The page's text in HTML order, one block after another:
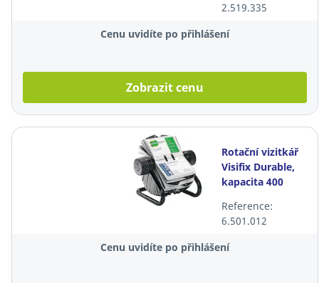
2.519.335
Cenu uvidíte po přihlášení
Zobrazit cenu
Rotační vizitkář
Visifix Durable,
kapacita 400
Reference:
6.501.012
Cenu uvidíte po přihlášení